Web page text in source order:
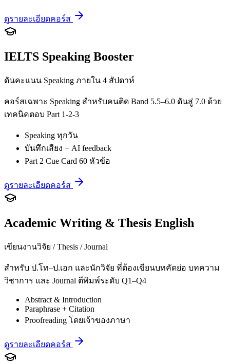
ดูรายละเอียดคอร์ส
IELTS Speaking Booster
ดันคะแนน Speaking ภายใน 4 สัปดาห์
คอร์สเฉพาะ Speaking สำหรับคนติด Band 5.5–6.0 ดันสู่ 7.0 ด้วย
เทคนิคตอบ Part 1-2-3
Speaking ทุกวัน
บันทึกเสียง + AI feedback
Part 2 Cue Card 60 หัวข้อ
ดูรายละเอียดคอร์ส
Academic Writing & Thesis English
เขียนงานวิจัย / Thesis / Journal
สำหรับ ป.โท–ป.เอก และนักวิจัย ที่ต้องเขียนบทคัดย่อ บทความ
วิชาการ และ Journal ตีพิมพ์ระดับ Q1–Q4
Abstract & Introduction
Paraphrase + Citation
Proofreading โดยเจ้าของภาษา
ดูรายละเอียดคอร์ส